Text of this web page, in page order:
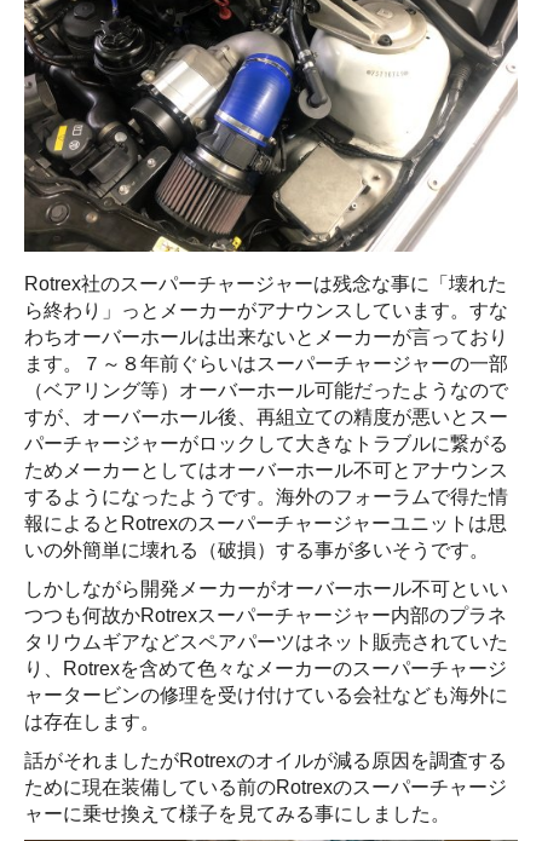
Rotrex社のスーパーチャージャーは残念な事に「壊れた
ら終わり」っとメーカーがアナウンスしています。すな
わちオーバーホールは出来ないとメーカーが言っており
ます。７～８年前ぐらいはスーパーチャージャーの一部
（ベアリング等）オーバーホール可能だったようなので
すが、オーバーホール後、再組立ての精度が悪いとスー
パーチャージャーがロックして大きなトラブルに繋がる
ためメーカーとしてはオーバーホール不可とアナウンス
するようになったようです。海外のフォーラムで得た情
報によるとRotrexのスーパーチャージャーユニットは思
いの外簡単に壊れる（破損）する事が多いそうです。
しかしながら開発メーカーがオーバーホール不可といい
つつも何故かRotrexスーパーチャージャー内部のプラネ
タリウムギアなどスペアパーツはネット販売されていた
り、Rotrexを含めて色々なメーカーのスーパーチャージ
ャータービンの修理を受け付けている会社なども海外に
は存在します。
話がそれましたがRotrexのオイルが減る原因を調査する
ために現在装備している前のRotrexのスーパーチャージ
ャーに乗せ換えて様子を見てみる事にしました。